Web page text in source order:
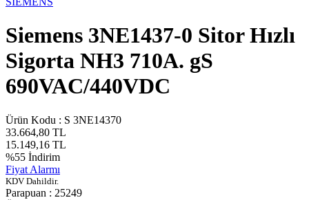
Siemens 3NE1437-0 Sitor Hızlı
Sigorta NH3 710A. gS
690VAC/440VDC
Ürün Kodu : S 3NE14370
33.664,80 TL
15.149,16 TL
%55 İndirim
Fiyat Alarmı
KDV Dahildir.
Parapuan : 25249